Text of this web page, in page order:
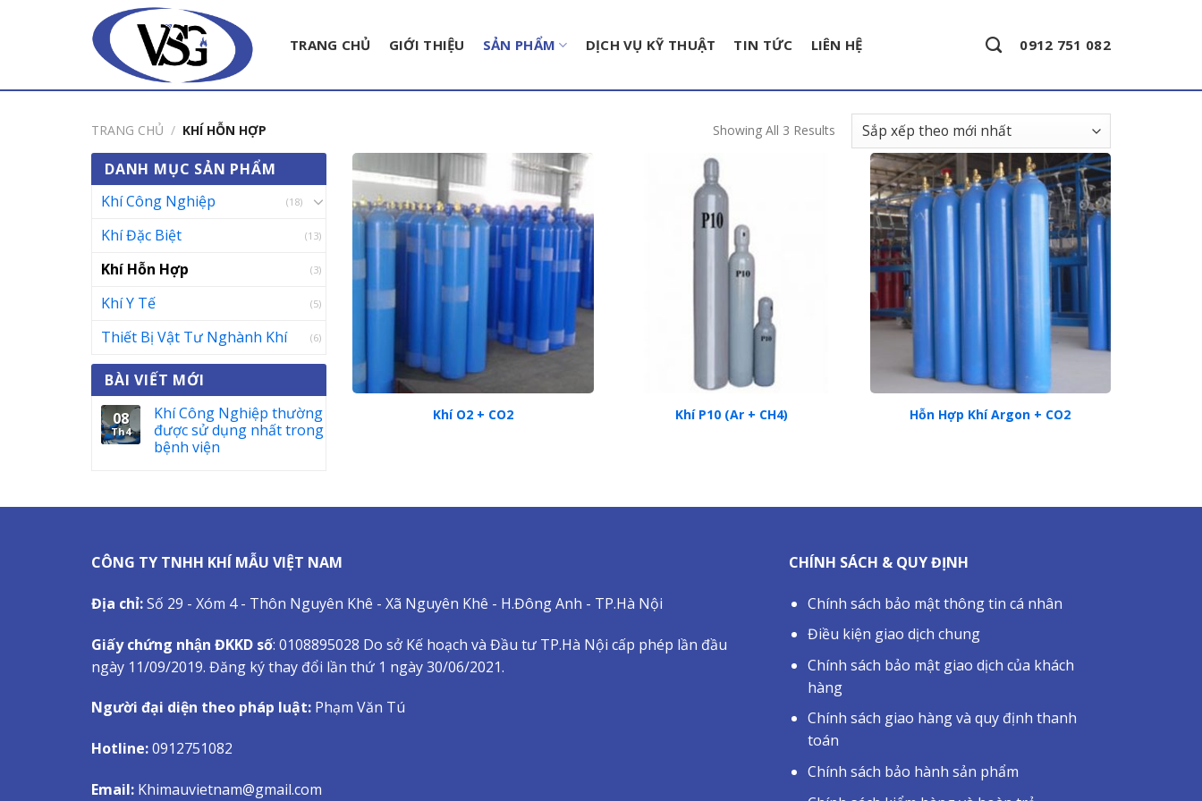
TRANG CHỦ GIỚI THIỆU SẢN PHẨM DỊCH VỤ KỸ THUẬT TIN TỨC LIÊN HỆ 0912 751 082
TRANG CHỦ / KHÍ HỖN HỢP Showing All 3 Results
DANH MỤC SẢN PHẨM
Khí Công Nghiệp
(18)
Khí Đặc Biệt (13)
Khí Hỗn Hợp (3)
Khí Y Tế (5)
Thiết Bị Vật Tư Nghành Khí (6)
BÀI VIẾT MỚI
08
Th4
Khí Công Nghiệp thường
được sử dụng nhất trong
bệnh viện
Khí O2 + CO2 Khí P10 (Ar + CH4) Hỗn Hợp Khí Argon + CO2
CÔNG TY TNHH KHÍ MẪU VIỆT NAM
Địa chỉ:Số 29 - Xóm 4 - Thôn Nguyên Khê - Xã Nguyên Khê - H.Đông Anh - TP.Hà Nội
Giấy chứng nhận ĐKKD số: 0108895028 Do sở Kế hoạch và Đầu tư TP.Hà Nội cấp phép lần đầu
ngày 11/09/2019. Đăng ký thay đổi lần thứ 1 ngày 30/06/2021.
Người đại diện theo pháp luật: Phạm Văn Tú
Hotline:0912751082
Email: Khimauvietnam@gmail.com
CHÍNH SÁCH & QUY ĐỊNH
Chính sách bảo mật thông tin cá nhân
Điều kiện giao dịch chung
Chính sách bảo mật giao dịch của khách
hàng
Chính sách giao hàng và quy định thanh
toán
Chính sách bảo hành sản phẩm